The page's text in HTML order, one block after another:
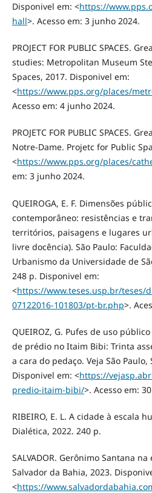
Disponivel em: <https://
hall>. Acesso em: 3 junho 2024.
PROJECT FOR PUBLIC SPACES.
studies: Metropolitan Museum
Spaces, 2017. Disponivel em:
<https://www.pps.org/places/
Acesso em: 4 junho 2024.
PROJETC FOR PUBLIC SPACES.
Notre-Dame. Projetc for Public
<https://www.pps.org/places/
em: 3 junho 2024.
QUEIROGA, E. F. Dimensões
contemporâneo: resistências e
territórios, paisagens e lugares
livre docência). São Paulo:
Urbanismo da Universidade de
248 p. Disponivel em:
<https://www.teses.usp.br/teses/
07122016-101803/pt-br.php>.
QUEIROZ, G. Pufes de uso
de prédio no Itaim Bibi: Trinta
a cara do pedaço. Veja São
Disponivel em: <https://
predio-itaim-bibi/>. Acesso em:
RIBEIRO, E. L. A cidade à escala
Dialética, 2022. 240 p.
SALVADOR. Gerônimo Santana
Salvador da Bahia, 2023.
<https://